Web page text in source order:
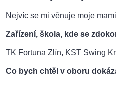
Nejvíc se mi věnuje moje
Zařízení, škola, kde se
TK Fortuna Zlín, KST Swing
Co bych chtěl v oboru